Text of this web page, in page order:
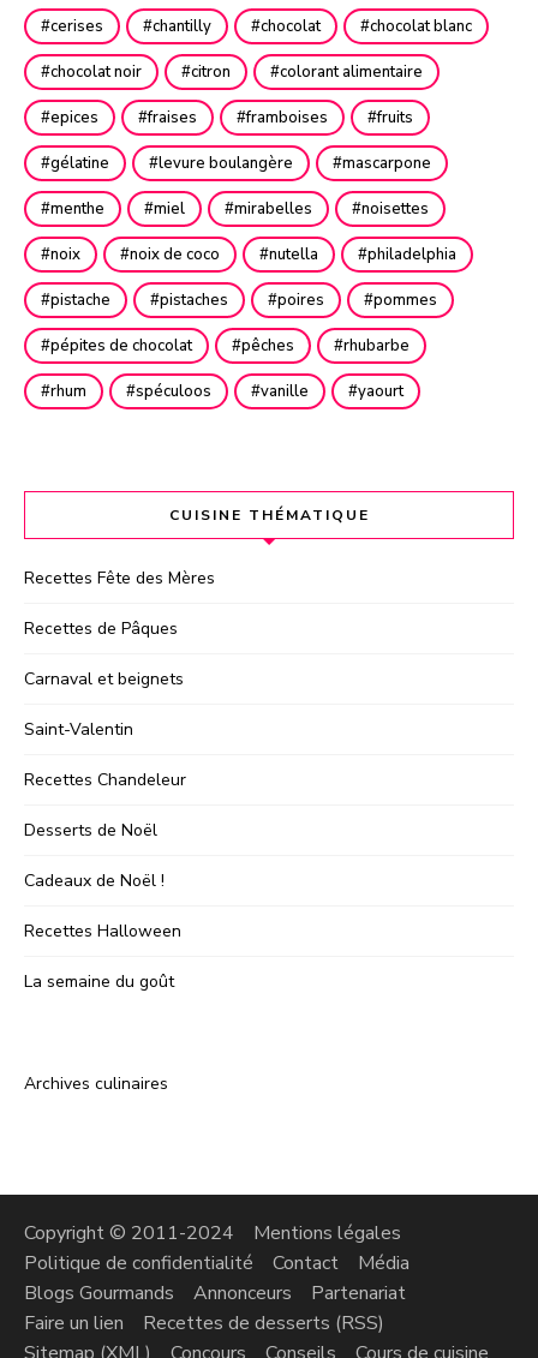
cerises chantilly chocolat chocolat blanc
chocolat noir citron colorant alimentaire
epices fraises framboises fruits
gélatine levure boulangère mascarpone
menthe miel mirabelles noisettes
noix noix de coco nutella philadelphia
pistache pistaches poires pommes
pépites de chocolat pêches rhubarbe
rhum spéculoos vanille yaourt
CUISINE THÉMATIQUE
Recettes Fête des Mères
Recettes de Pâques
Carnaval et beignets
Saint-Valentin
Recettes Chandeleur
Desserts de Noël
Cadeaux de Noël !
Recettes Halloween
La semaine du goût
Archives culinaires
Copyright © 2011-2024
Mentions légales
Politique de confidentialité
Contact
Média
Blogs Gourmands
Annonceurs
Partenariat
Faire un lien
Recettes de desserts (RSS)